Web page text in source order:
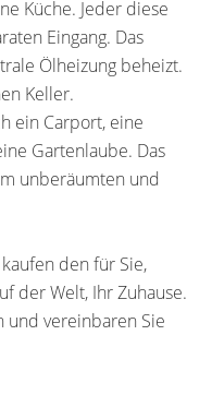
Küche. Jeder diese
Eingang. Das
Ölheizung beheizt.
Keller.
ein Carport, eine
Gartenlaube. Das
unberäumten und
den für Sie,
der Welt, Ihr Zuhause.
und vereinbaren Sie